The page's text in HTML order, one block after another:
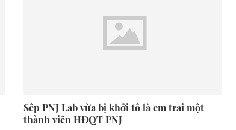
Sếp PNJ Lab vừa bị khởi tố là em trai một
thành viên HĐQT PNJ